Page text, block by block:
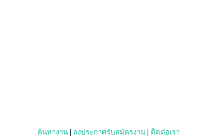
ค้นหางาน | ลงประกาศรับสมัครงาน | ติดต่อเรา